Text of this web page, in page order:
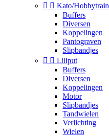
  Kato/Hobbytrain
Buffers
Diversen
Koppelingen
Pantograven
Slipbandjes
  Liliput
Buffers
Diversen
Koppelingen
Motor
Slipbandjes
Tandwielen
Verlichting
Wielen